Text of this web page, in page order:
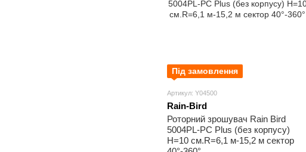
Під замовлення
Артикул: Y04500
Rain-Bird
Роторний зрошувач Rain Bird
5004PL-PC Plus (без корпусу)
H=10 см.R=6,1 м-15,2 м сектор